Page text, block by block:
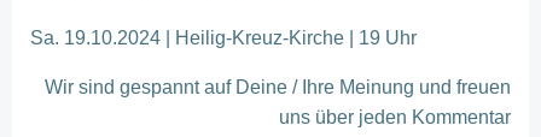
Sa. 19.10.2024 | Heilig-Kreuz-Kirche | 19 Uhr
Wir sind gespannt auf Deine / Ihre Meinung und freuen
uns über jeden Kommentar